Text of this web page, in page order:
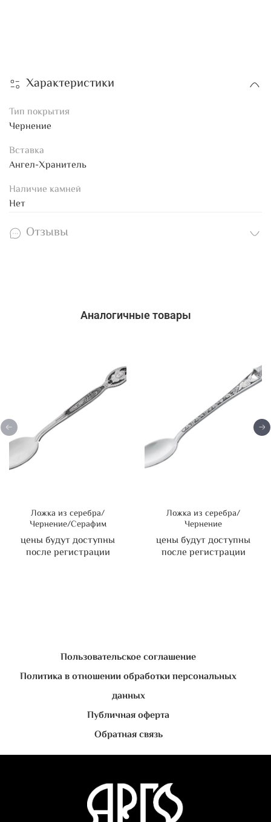
Характеристики
Тип покрытия
Чернение
Вставка
Ангел-Хранитель
Наличие камней
Нет
Отзывы
Аналогичные товары
Ложка из серебра/
Чернение/Серафим
цены будут доступны
после регистрации
Ложка из серебра/
Чернение
цены будут доступны
после регистрации
Пользовательское соглашение
Политика в отношении обработки персональных
данных
Публичная оферта
Обратная связь